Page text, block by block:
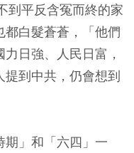
到平反含冤而終的家
都白髮蒼蒼，「他們
日強、人民日富，
到中共，仍會想到
期」和「六四」一